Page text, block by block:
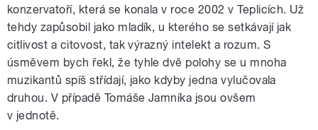
konzervatoří, která se konala v roce 2002 v Teplicích. Už
tehdy zapůsobil jako mladík, u kterého se setkávají jak
citlivost a citovost, tak výrazný intelekt a rozum. S
úsměvem bych řekl, že tyhle dvě polohy se u mnoha
muzikantů spíš střídají, jako kdyby jedna vylučovala
druhou. V případě Tomáše Jamníka jsou ovšem
v jednotě.